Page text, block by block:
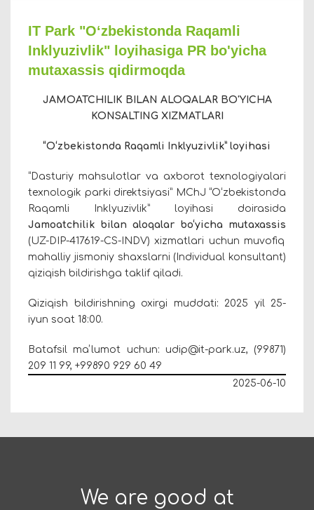
IT Park "O‘zbekistonda Raqamli
Inklyuzivlik" loyihasiga PR bo'yicha
mutaxassis qidirmoqda
JAMOATCHILIK BILAN ALOQALAR BO'YICHA
KONSALTING XIZMATLARI
“O‘zbekistonda Raqamli Inklyuzivlik” loyihasi
“Dasturiy mahsulotlar va axborot texnologiyalari
texnologik parki direktsiyasi” MChJ “O‘zbekistonda
Raqamli Inklyuzivlik” loyihasi doirasida
Jamoatchilik bilan aloqalar bo‘yicha mutaxassis
(UZ-DIP-417619-CS-INDV) xizmatlari uchun muvofiq
mahalliy jismoniy shaxslarni (Individual konsultant)
qiziqish bildirishga taklif qiladi.
Qiziqish bildirishning oxirgi muddati: 2025 yil 25-
iyun soat 18:00.
Batafsil maʼlumot uchun: udip@it-park.uz, (99871)
209 11 99, +99890 929 60 49
2025-06-10
We are good at